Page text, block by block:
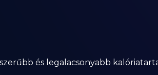
és legalacsonyabb